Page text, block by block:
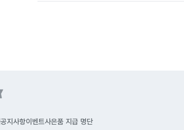
공지사항이벤트사은품 지급 명단